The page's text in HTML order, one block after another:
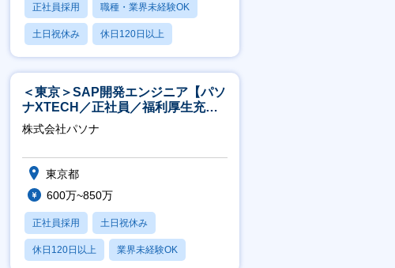
正社員採用 職種・業界未経験OK
土日祝休み 休日120日以上
産休・育休あり
＜東京＞SAP開発エンジニア【パソ
ナXTECH／正社員／福利厚生充実
◎】
株式会社パソナ
東京都
600万~850万
正社員採用 土日祝休み
休日120日以上 業界未経験OK